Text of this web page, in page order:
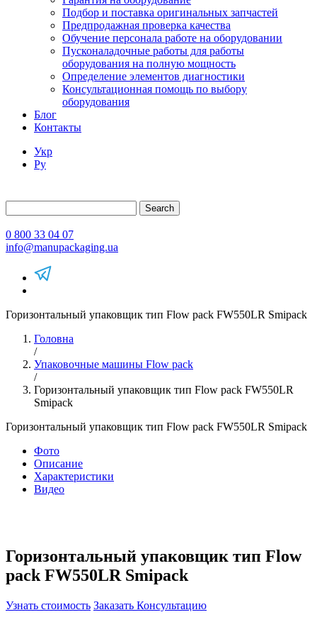
Подбор и поставка оригинальных запчастей
Предпродажная проверка качества
Обучение персонала работе на оборудовании
Пусконаладочные работы для работы
оборудования на полную мощность
Определение элементов диагностики
Консультационная помощь по выбору
оборудования
Блог
Контакты
Укр
Ру
Search
0 800 33 04 07
info@manupackaging.ua
Горизонтальный упаковщик тип Flow pack FW550LR Smipack
Головна
/
Упаковочные машины Flow pack
/
Горизонтальный упаковщик тип Flow pack FW550LR
Smipack
Горизонтальный упаковщик тип Flow pack FW550LR Smipack
Фото
Описание
Характеристики
Видео
Горизонтальный упаковщик тип Flow
pack FW550LR Smipack
Узнать стоимость Заказать Консультацию